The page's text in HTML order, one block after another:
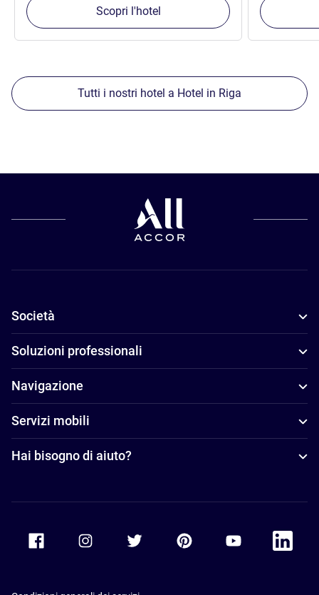
Scopri l'hotel
Tutti i nostri hotel a Hotel in Riga
Società
Soluzioni professionali
Navigazione
Servizi mobili
Hai bisogno di aiuto?
Accor Youtube
Accor